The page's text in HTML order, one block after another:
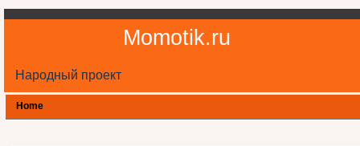
Momotik.ru
Народный проект
Home